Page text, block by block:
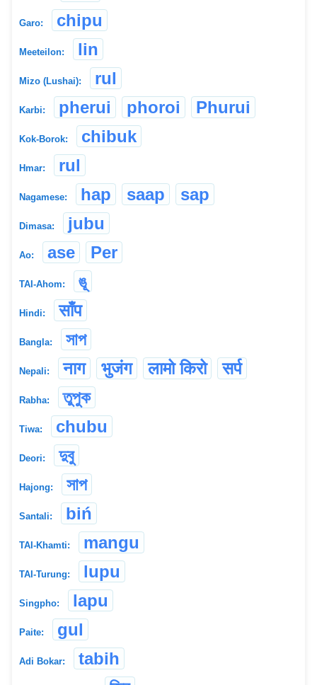
Garo: chipu
Meeteilon: lin
Mizo (Lushai): rul
Karbi: pherui phoroi Phurui
Kok-Borok: chibuk
Hmar: rul
Nagamese: hap saap sap
Dimasa: jubu
Ao: ase Per
TAI-Ahom: ঙূ
Hindi: साँप
Bangla: সাপ
Nepali: नाग भुजंग लामो किरो सर्प
Rabha: তুপুক
Tiwa: chubu
Deori: দুবু
Hajong: সাপ
Santali: biń
TAI-Khamti: mangu
TAI-Turung: lupu
Singpho: lapu
Paite: gul
Adi Bokar:
tabih